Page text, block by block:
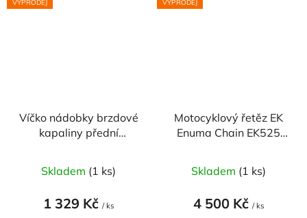
VÝPRODEJ
Víčko nádobky brzdové
kapaliny přední
CARBON
Skladem (1 ks)
1 329 Kč / ks
VÝPRODEJ
Motocyklový řetěz EK
Enuma Chain EK525
Skladem (1 ks)
4 500 Kč / ks